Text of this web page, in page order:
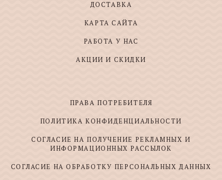
ДОСТАВКА
КАРТА САЙТА
РАБОТА У НАС
АКЦИИ И СКИДКИ
ПРАВА ПОТРЕБИТЕЛЯ
ПОЛИТИКА КОНФИДЕНЦИАЛЬНОСТИ
СОГЛАСИЕ НА ПОЛУЧЕНИЕ РЕКЛАМНЫХ И
ИНФОРМАЦИОННЫХ РАССЫЛОК
СОГЛАСИЕ НА ОБРАБОТКУ ПЕРСОНАЛЬНЫХ ДАННЫХ